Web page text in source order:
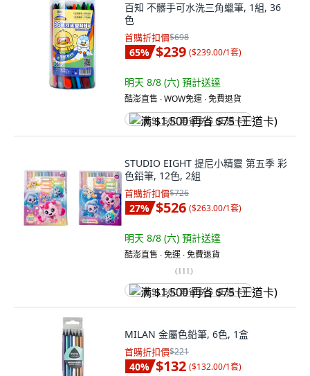
百知 不髒手可水洗三角蠟筆, 1組, 36
色
首購折扣價$698
65% $239 ($239.00/1套)
明天 8/8 (六) 預計送達
酷澎直售 ∙ WOW免運 ∙ 免費退貨
满 $1,500 再省 $75 (王道卡)
STUDIO EIGHT 提尼小精靈 第五季 彩
色鉛筆, 12色, 2組
首購折扣價$726
27% $526 ($263.00/1套)
明天 8/8 (六) 預計送達
酷澎直售 ∙ 免運 ∙ 免費退貨
(111)
满 $1,500 再省 $75 (王道卡)
MILAN 金屬色鉛筆, 6色, 1盒
首購折扣價$221
40% $132 ($132.00/1套)